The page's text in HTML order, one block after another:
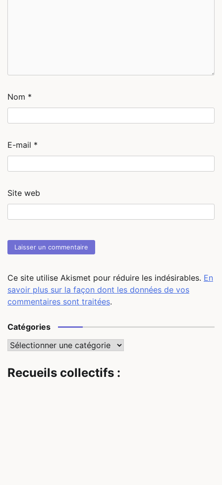
Nom *
E-mail *
Site web
Ce site utilise Akismet pour réduire les indésirables. En
savoir plus sur la façon dont les données de vos
commentaires sont traitées.
Catégories
Catégories
Recueils collectifs :